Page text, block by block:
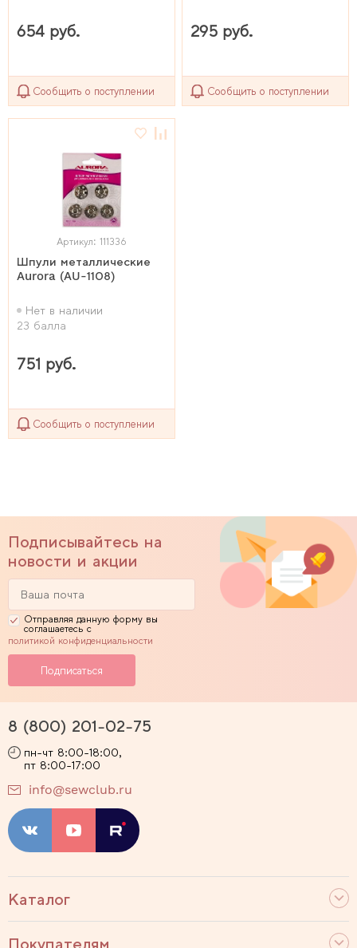
654 руб.
Сообщить о поступлении
295 руб.
Сообщить о поступлении
Артикул: 111336
Шпули металлические
Aurora (AU-1108)
Нет в наличии
23 балла
751 руб.
Сообщить о поступлении
Подписывайтесь на
новости и акции
Отправляя данную форму вы
соглашаетесь с
политикой конфиденциальности
Каталог
Покупателям
8 (800) 201-02-75
пн-чт 8:00-18:00,
пт 8:00-17:00
info@sewclub.ru